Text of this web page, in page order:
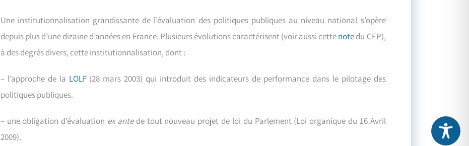
Une institutionnalisation grandissante de l’évaluation des politiques publiques au niveau national s’opère
depuis plus d’une dizaine d’années en France. Plusieurs évolutions caractérisent (voir aussi cettenotedu CEP),
à des degrés divers, cette institutionnalisation, dont :
– l’approche de la LOLF(28 mars 2003) qui introduit des indicateurs de performance dans le pilotage des
politiques publiques.
– une obligation d’évaluation ex antede tout nouveau projet de loi du Parlement (Loi organique du 16 Avril
2009).